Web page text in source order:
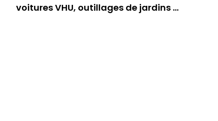
voitures VHU, outillages de jardins ...